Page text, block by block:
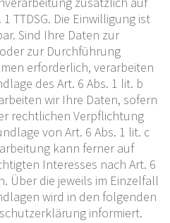
TTDSG. Die Einwilligung ist
Sind Ihre Daten zur
zur Durchführung
erforderlich, verarbeiten
des Art. 6 Abs. 1 lit. b
wir Ihre Daten, sofern
rechtlichen Verpflichtung
von Art. 6 Abs. 1 lit. c
kann ferner auf
Interesses nach Art. 6
Über die jeweils im Einzelfall
wird in den folgenden
informiert.